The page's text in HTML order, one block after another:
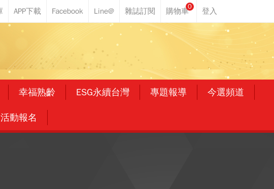
0
幸福熟齡 ESG永續台灣 專題報導 今選頻道
活動報名